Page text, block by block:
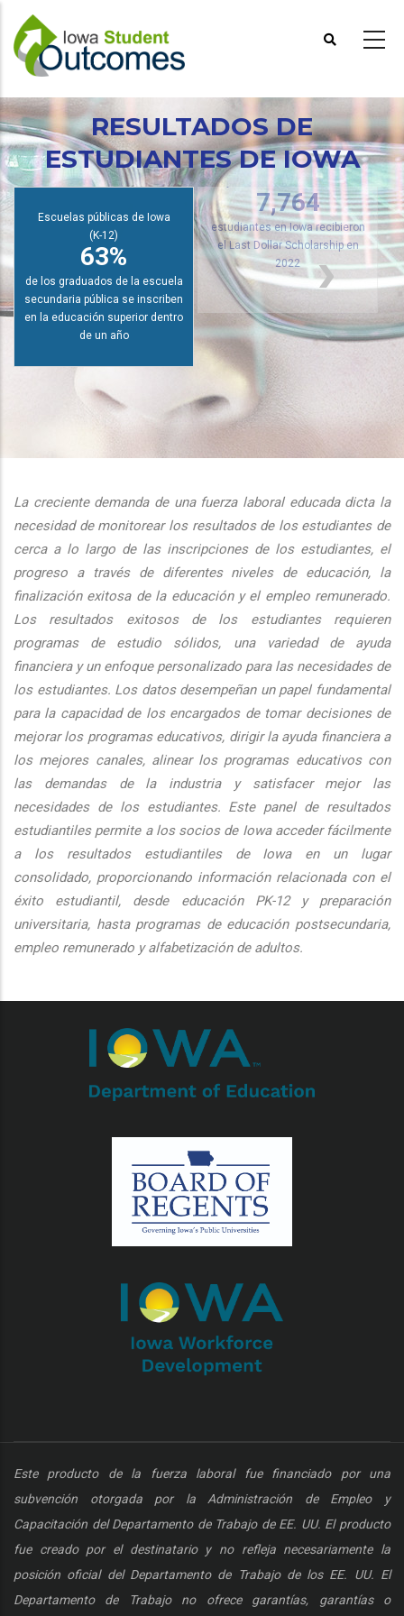
Pasar
contenido
principal
RESULTADOS DE
ESTUDIANTES DE IOWA
Escuelas públicas de Iowa
(K-12)
63%
de los graduados de la escuela
secundaria pública se inscriben
en la educación superior dentro
de un año
Ayuda universitaria de Iowa
7,764
estudiantes en Iowa recibieron
el Last Dollar Scholarship en
2022
La creciente demanda de una fuerza laboral educada dicta la
necesidad de monitorear los resultados de los estudiantes de
cerca a lo largo de las inscripciones de los estudiantes, el
progreso a través de diferentes niveles de educación, la
finalización exitosa de la educación y el empleo remunerado.
Los resultados exitosos de los estudiantes requieren
programas de estudio sólidos, una variedad de ayuda
financiera y un enfoque personalizado para las necesidades de
los estudiantes. Los datos desempeñan un papel fundamental
para la capacidad de los encargados de tomar decisiones de
mejorar los programas educativos, dirigir la ayuda financiera a
los mejores canales, alinear los programas educativos con
las demandas de la industria y satisfacer mejor las
necesidades de los estudiantes. Este panel de resultados
estudiantiles permite a los socios de Iowa acceder fácilmente
a los resultados estudiantiles de Iowa en un lugar
consolidado, proporcionando información relacionada con el
éxito estudiantil, desde educación PK-12 y preparación
universitaria, hasta programas de educación postsecundaria,
empleo remunerado y alfabetización de adultos.
Este producto de la fuerza laboral fue financiado por una
subvención otorgada por la Administración de Empleo y
Capacitación del Departamento de Trabajo de EE. UU. El producto
fue creado por el destinatario y no refleja necesariamente la
posición oficial del Departamento de Trabajo de los EE. UU. El
Departamento de Trabajo no ofrece garantías, garantías o